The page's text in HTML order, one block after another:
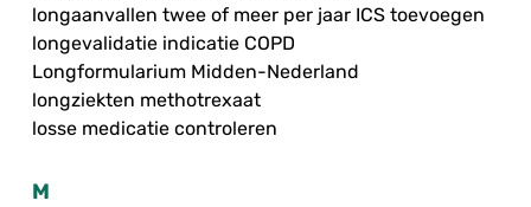
longaanvallen twee of meer per jaar ICS toevoegen
longevalidatie indicatie COPD
Longformularium Midden-Nederland
longziekten methotrexaat
losse medicatie controleren
M